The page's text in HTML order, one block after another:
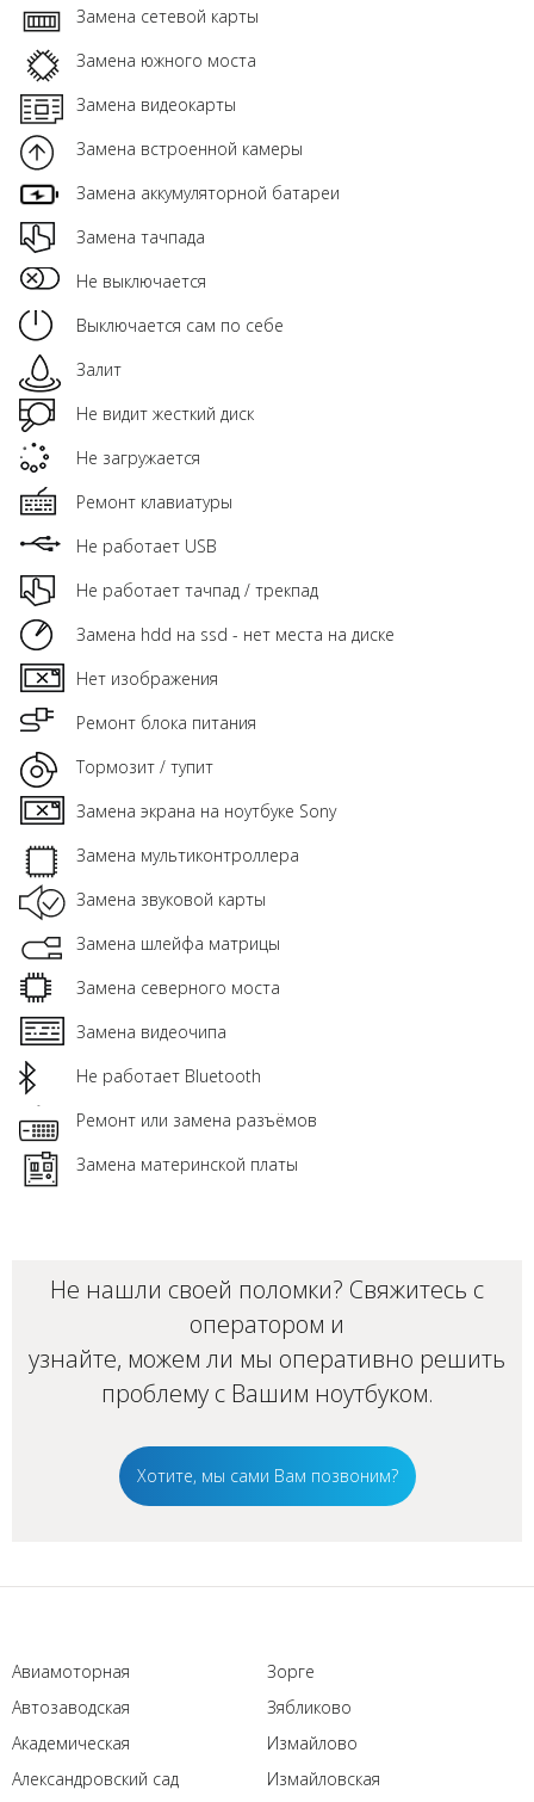
Замена сетевой карты
Замена южного моста
Замена видеокарты
Замена встроенной камеры
Замена аккумуляторной батареи
Замена тачпада
Не выключается
Выключается сам по себе
Залит
Не видит жесткий диск
Не загружается
Ремонт клавиатуры
Не работает USB
Не работает тачпад / трекпад
Замена hdd на ssd - нет места на диске
Нет изображения
Ремонт блока питания
Тормозит / тупит
Замена экрана на ноутбуке Sony
Замена мультиконтроллера
Замена звуковой карты
Замена шлейфа матрицы
Замена северного моста
Замена видеочипа
Не работает Bluetooth
Ремонт или замена разъёмов
Замена материнской платы
Не нашли своей поломки? Свяжитесь с
оператором и
узнайте, можем ли мы оперативно решить
проблему с Вашим ноутбуком.
Хотите, мы сами Вам позвоним?
Авиамоторная
Автозаводская
Академическая
Александровский сад
Зорге
Зябликово
Измайлово
Измайловская